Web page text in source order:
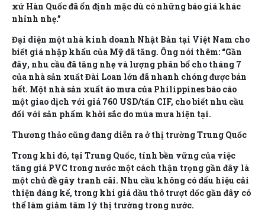
xứ Hàn Quốc đã ổn định mặc dù có những báo giá khác
nhỉnh nhẹ.”
Đại diện một nhà kinh doanh Nhật Bản tại Việt Nam cho
biết giá nhập khẩu của Mỹ đã tăng. Ông nói thêm: “Gần
đây, nhu cầu đã tăng nhẹ và lượng phân bổ cho tháng 7
của nhà sản xuất Đài Loan lớn đã nhanh chóng được bán
hết. Một nhà sản xuất áo mưa của Philippines báo cáo
một giao dịch với giá 760 USD/tấn CIF, cho biết nhu cầu
đối với sản phẩm khởi sắc do mùa mưa hiện tại.
Thương thảo cũng đang diễn ra ở thị trường Trung Quốc
Trong khi đó, tại Trung Quốc, tính bền vững của việc
tăng giá PVC trong nước một cách thận trọng gần đây là
một chủ đề gây tranh cãi. Nhu cầu không có dấu hiệu cải
thiện đáng kể, trong khi giá dầu thô trượt dốc gần đây có
thể làm giảm tâm lý thị trường trong nước.